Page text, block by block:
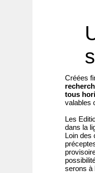
Créées
tous
valables
Les
dans la
Loin des
serons à